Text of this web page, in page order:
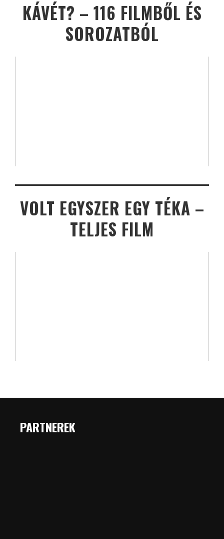
KÁVÉT? – 116 FILMBŐL ÉS
SOROZATBÓL
VOLT EGYSZER EGY TÉKA –
TELJES FILM
PARTNEREK